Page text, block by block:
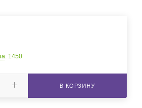
: 1450
В КОРЗИНУ